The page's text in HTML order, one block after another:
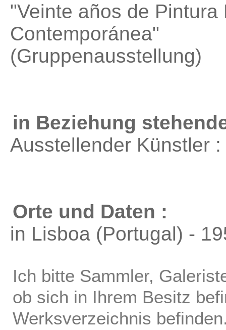
"Veinte años de Pintura
Contemporánea"
(Gruppenausstellung)
in Beziehung
Ausstellender Künstler
Orte und Daten :
in Lisboa (Portugal) -
Ich bitte Sammler,
ob sich in Ihrem Besitz
Werksverzeichnis